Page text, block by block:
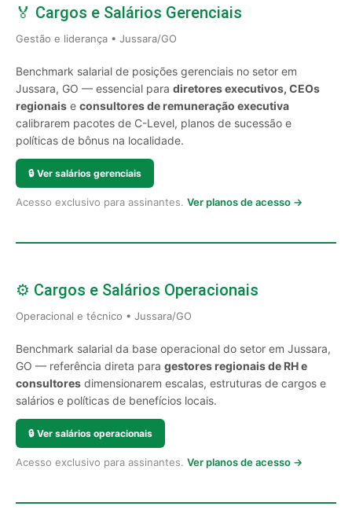
🏅 Cargos e Salários Gerenciais
Gestão e liderança • Jussara/GO
Benchmark salarial de posições gerenciais no setor em
Jussara, GO — essencial para diretores executivos, CEOs
regionais e consultores de remuneração executiva
calibrarem pacotes de C-Level, planos de sucessão e
políticas de bônus na localidade.
🔒 Ver salários gerenciais
Acesso exclusivo para assinantes. Ver planos de acesso →
⚙️ Cargos e Salários Operacionais
Operacional e técnico • Jussara/GO
Benchmark salarial da base operacional do setor em Jussara,
GO — referência direta para gestores regionais de RH e
consultores dimensionarem escalas, estruturas de cargos e
salários e políticas de benefícios locais.
🔒 Ver salários operacionais
Acesso exclusivo para assinantes. Ver planos de acesso →